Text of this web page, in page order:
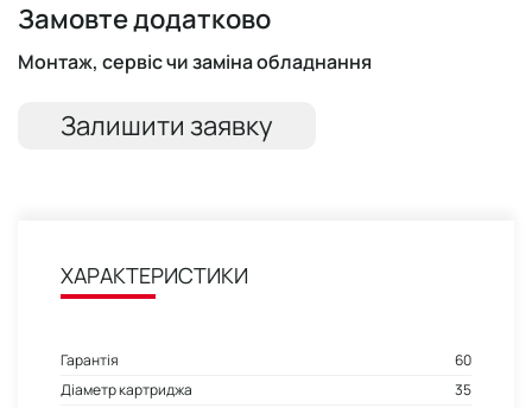
Замовте додатково
Монтаж, сервіс чи заміна обладнання
Залишити заявку
ХАРАКТЕРИСТИКИ
Гарантія
60
Діаметр картриджа
35